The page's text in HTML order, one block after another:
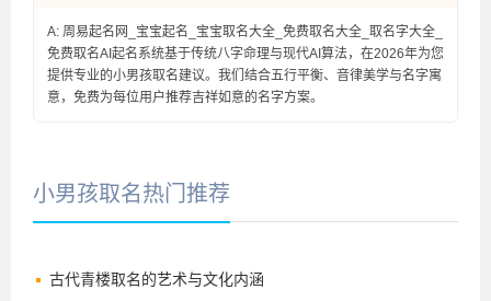
A: 周易起名网_宝宝起名_宝宝取名大全_免费取名大全_取名字大全_
免费取名AI起名系统基于传统八字命理与现代AI算法，在2026年为您
提供专业的小男孩取名建议。我们结合五行平衡、音律美学与名字寓
意，免费为每位用户推荐吉祥如意的名字方案。
小男孩取名热门推荐
古代青楼取名的艺术与文化内涵